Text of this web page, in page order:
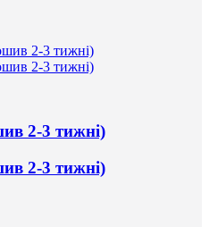
2-3 тижні)
2-3 тижні)